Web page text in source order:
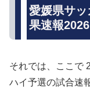
愛媛県サ
果速報2026
それでは、ここで
ハイ予選の試合速